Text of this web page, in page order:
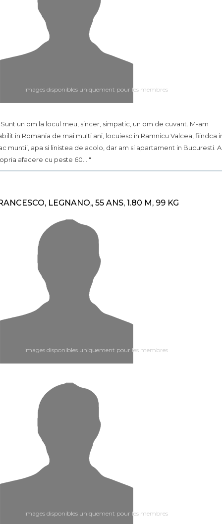
Images disponibles uniquement pour les membres
Sunt un om la locul meu, sincer, simpatic, un om de cuvant. M-am
in Romania de mai multi ani, locuiesc in Ramnicu Valcea, fiindca
muntii, apa si linistea de acolo, dar am si apartament in Bucuresti.
afacere cu peste 60... "
LEGNANO,, 55 ANS, 1.80 M, 99 KG
Images disponibles uniquement pour les membres
Images disponibles uniquement pour les membres